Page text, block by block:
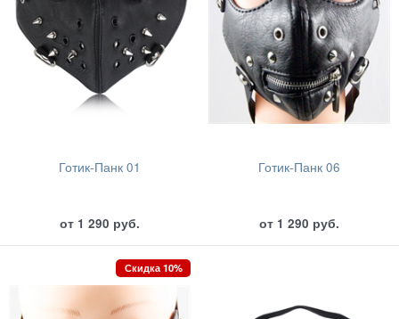
Готик-Панк 01
от 1 290 руб.
Готик-Панк 06
от 1 290 руб.
Скидка 10%